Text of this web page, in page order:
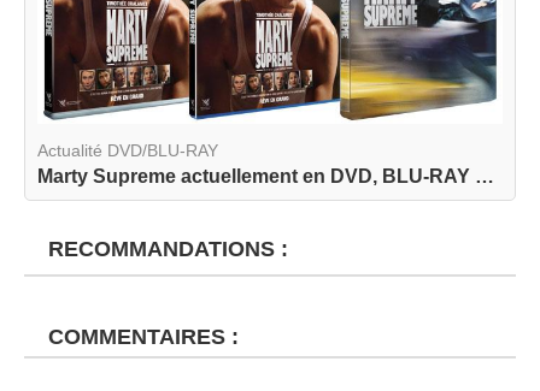
Actualité DVD/BLU-RAY
Marty Supreme actuellement en DVD, BLU-RAY et BL...
RECOMMANDATIONS :
COMMENTAIRES :